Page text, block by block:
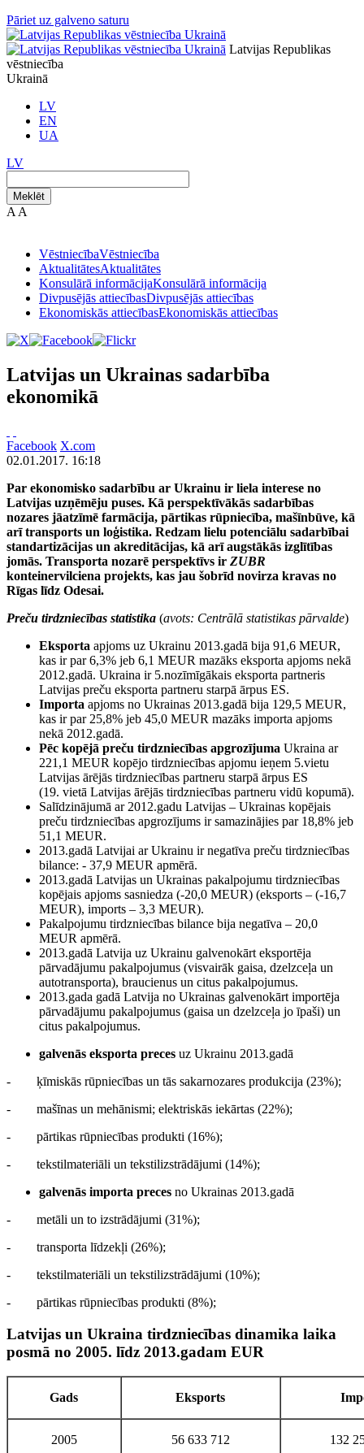
Pāriet uz galveno saturu
Latvijas Republikas
vēstniecība
Ukrainā
LV
EN
UA
LV
Meklēt
A A
VēstniecībaVēstniecība
AktualitātesAktualitātes
Konsulārā informācijaKonsulārā informācija
Divpusējās attiecībasDivpusējās attiecības
Ekonomiskās attiecībasEkonomiskās attiecības
Latvijas un Ukrainas sadarbība
ekonomikā
Facebook X.com
02.01.2017. 16:18
Par ekonomisko sadarbību ar Ukrainu ir liela interese no
Latvijas uzņēmēju puses. Kā perspektīvākās sadarbības
nozares jāatzīmē farmācija, pārtikas rūpniecība, mašīnbūve, kā
arī transports un loģistika. Redzam lielu potenciālu sadarbībai
standartizācijas un akreditācijas, kā arī augstākās izglītības
jomās. Transporta nozarē perspektīvs ir ZUBR
konteinervilciena projekts, kas jau šobrīd novirza kravas no
Rīgas līdz Odesai.
Preču tirdzniecības statistika (avots: Centrālā statistikas pārvalde)
Eksporta apjoms uz Ukrainu 2013.gadā bija 91,6 MEUR,
kas ir par 6,3% jeb 6,1 MEUR mazāks eksporta apjoms nekā
2012.gadā. Ukraina ir 5.nozīmīgākais eksporta partneris
Latvijas preču eksporta partneru starpā ārpus ES.
Importa apjoms no Ukrainas 2013.gadā bija 129,5 MEUR,
kas ir par 25,8% jeb 45,0 MEUR mazāks importa apjoms
nekā 2012.gadā.
Pēc kopējā preču tirdzniecības apgrozījuma Ukraina ar
221,1 MEUR kopējo tirdzniecības apjomu ieņem 5.vietu
Latvijas ārējās tirdzniecības partneru starpā ārpus ES
(19. vietā Latvijas ārējās tirdzniecības partneru vidū kopumā).
Salīdzinājumā ar 2012.gadu Latvijas – Ukrainas kopējais
preču tirdzniecības apgrozījums ir samazinājies par 18,8% jeb
51,1 MEUR.
2013.gadā Latvijai ar Ukrainu ir negatīva preču tirdzniecības
bilance: - 37,9 MEUR apmērā.
2013.gadā Latvijas un Ukrainas pakalpojumu tirdzniecības
kopējais apjoms sasniedza (-20,0 MEUR) (eksports – (-16,7
MEUR), imports – 3,3 MEUR).
Pakalpojumu tirdzniecības bilance bija negatīva – 20,0
MEUR apmērā.
2013.gadā Latvija uz Ukrainu galvenokārt eksportēja
pārvadājumu pakalpojumus (visvairāk gaisa, dzelzceļa un
autotransporta), braucienus un citus pakalpojumus.
2013.gada gadā Latvija no Ukrainas galvenokārt importēja
pārvadājumu pakalpojumus (gaisa un dzelzceļa jo īpaši) un
citus pakalpojumus.
galvenās eksporta preces uz Ukrainu 2013.gadā
- ķīmiskās rūpniecības un tās sakarnozares produkcija (23%);
- mašīnas un mehānismi; elektriskās iekārtas (22%);
- pārtikas rūpniecības produkti (16%);
- tekstilmateriāli un tekstilizstrādājumi (14%);
galvenās importa preces no Ukrainas 2013.gadā
- metāli un to izstrādājumi (31%);
- transporta līdzekļi (26%);
- tekstilmateriāli un tekstilizstrādājumi (10%);
- pārtikas rūpniecības produkti (8%);
Latvijas un Ukraina tirdzniecības dinamika laika
posmā no 2005. līdz 2013.gadam EUR
Gads Eksports
2005 56 633 712 132